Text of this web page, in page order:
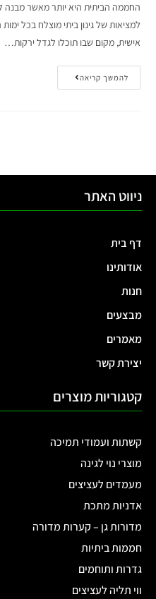
החממה הביתית היא יותר מאשר מבנה
למציאות של גינון ביתי מוצלח בכל
אישית, מקום שבו תוכלו לגדל ירקות…
להמשך קריאה
ניווט האתר
דף בית
אודותינו
חנות
מבצעים
מאמרים
יצירת קשר
קטגוריות מוצרים
קשתות ועמודי תמיכה
מוצרי נוי לגינה
מעמדים לעציצים
אדניות מתכת
מדורות גן – קערות מדורה
חממות ביתיות
גדרות ותוחמים
ווי תליה לעציצים